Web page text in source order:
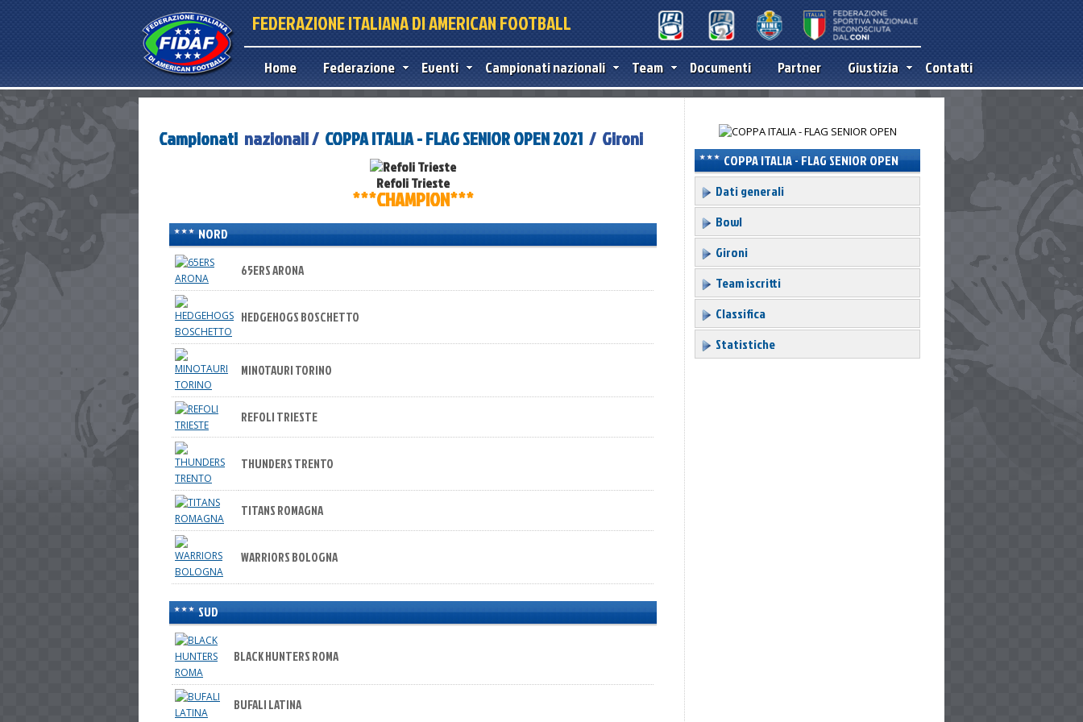
FEDERAZIONE ITALIANA DI AMERICAN FOOTBALL
Home Federazione Eventi Campionati nazionali Team Documenti Partner Giustizia Contatti
Campionati nazionali / COPPA ITALIA - FLAG SENIOR OPEN 2021 / Gironi
Refoli Trieste
***CHAMPION***
NORD
65ERS ARONA
HEDGEHOGS BOSCHETTO
MINOTAURI TORINO
REFOLI TRIESTE
THUNDERS TRENTO
TITANS ROMAGNA
WARRIORS BOLOGNA
SUD
BLACK HUNTERS ROMA
BUFALI LATINA
COPPA ITALIA - FLAG SENIOR OPEN
2021
Dati generali
Bowl
Gironi
Team iscritti
Classifica
Statistiche